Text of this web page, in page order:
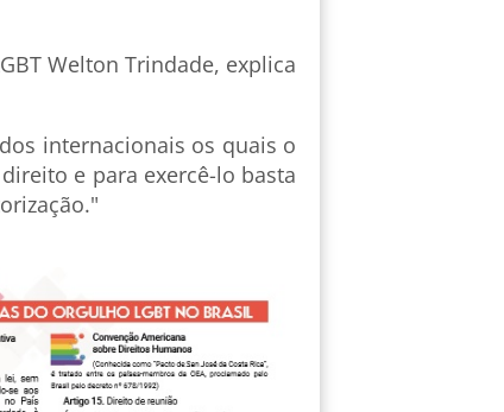
Welton Trindade, explica
internacionais os quais o
e para exercê-lo basta